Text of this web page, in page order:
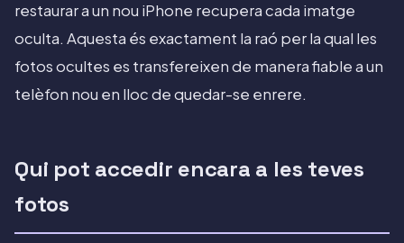
restaurar a un nou iPhone recupera cada imatge
oculta. Aquesta és exactament la raó per la qual les
fotos ocultes es transfereixen de manera fiable a un
telèfon nou en lloc de quedar-se enrere.
Qui pot accedir encara a les teves
fotos